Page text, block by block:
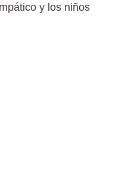
y los niños